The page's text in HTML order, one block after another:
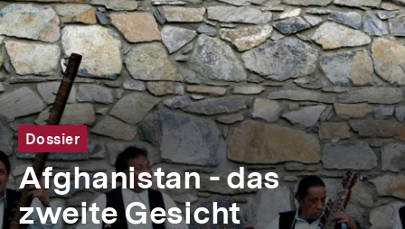
Dossier
Afghanistan - das
zweite Gesicht